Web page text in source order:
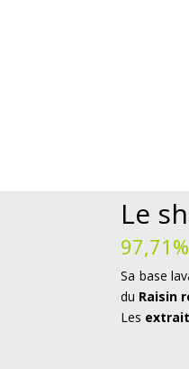
Le
97,71%
Sa base
du Raisin
Les